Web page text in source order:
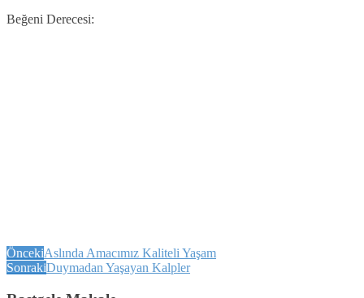
Beğeni Derecesi:
ÖncekiAslında Amacımız Kaliteli Yaşam
SonrakiDuymadan Yaşayan Kalpler